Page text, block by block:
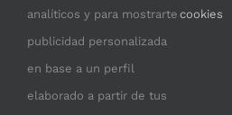
analíticos y para mostrarte
publicidad personalizada
en base a un perfil
elaborado a partir de tus
cookies